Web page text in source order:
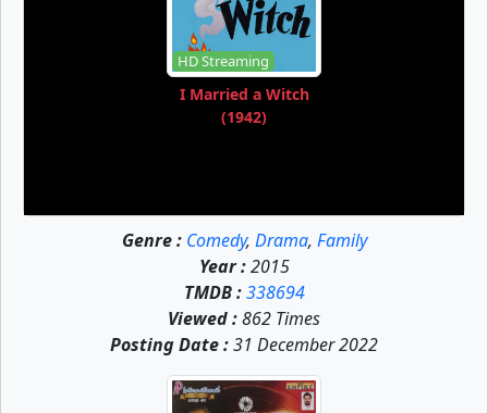
HD Streaming
I Married a Witch
(1942)
Genre : Comedy, Drama, Family
Year :2015
TMDB : 338694
Viewed :862 Times
Posting Date :31 December 2022